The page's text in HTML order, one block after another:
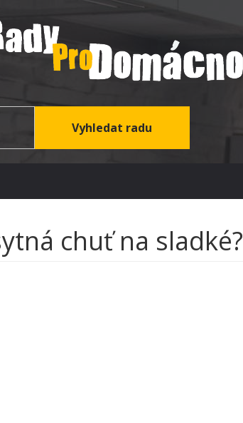
chuť na sladké?